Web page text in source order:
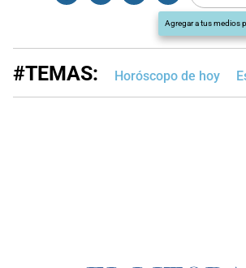
Agregar a tus medios
#TEMAS: Horóscopo de hoy